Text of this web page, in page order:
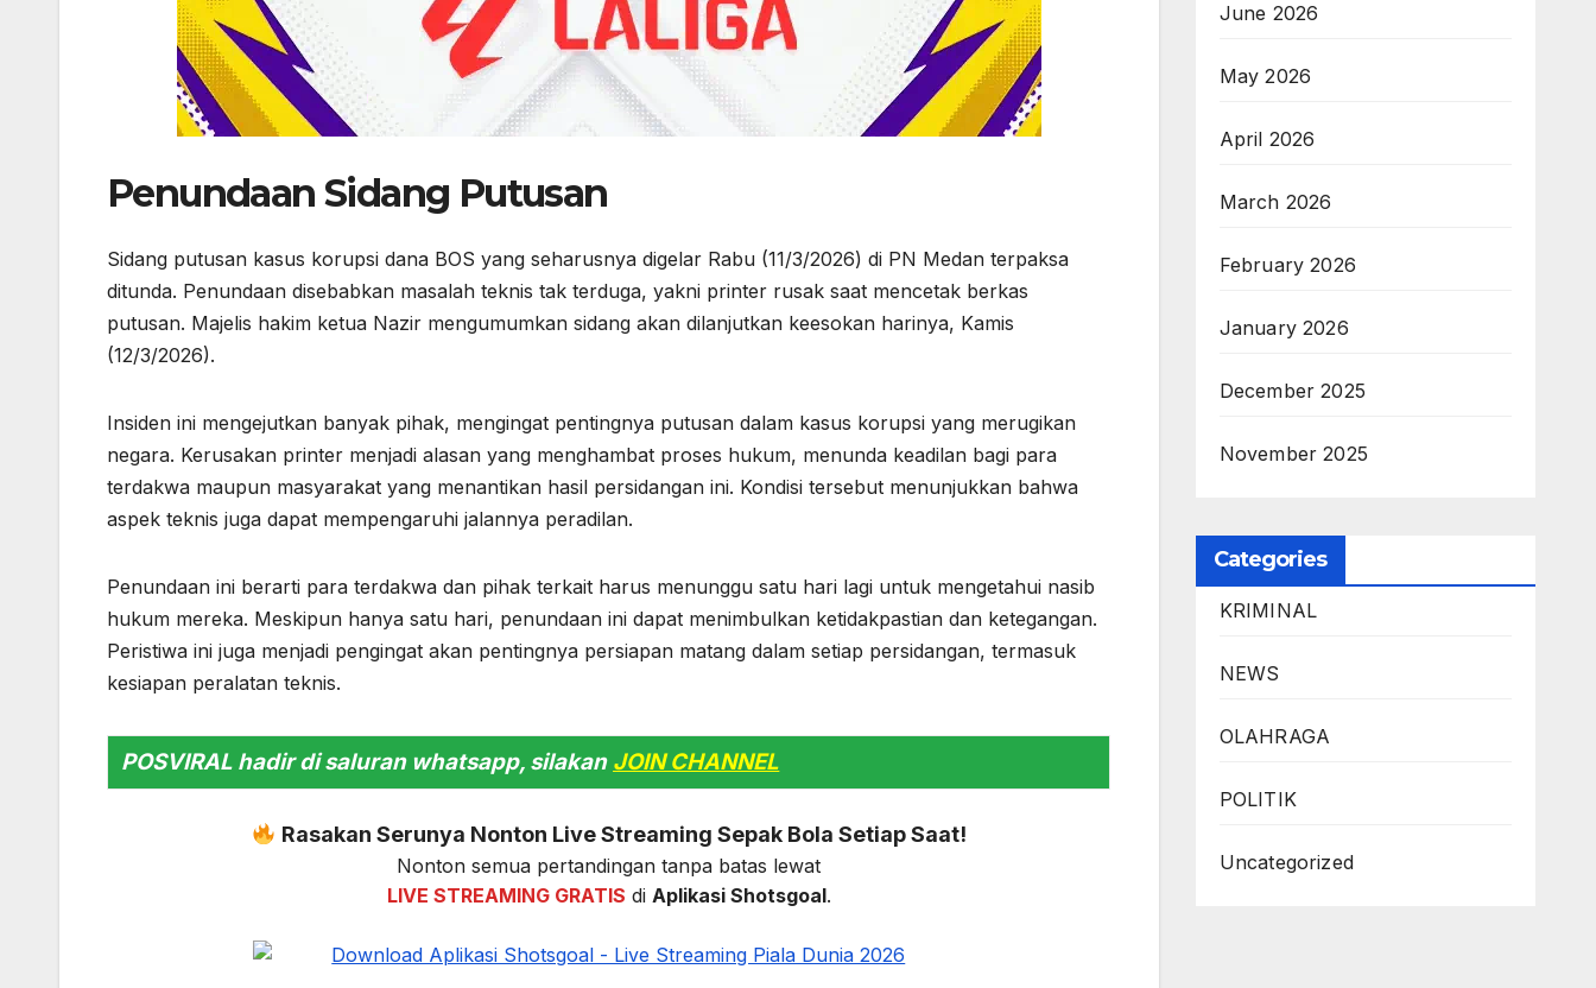
Penundaan Sidang Putusan
Sidang putusan kasus korupsi dana BOS yang seharusnya digelar Rabu (11/3/2026) di PN Medan terpaksa
ditunda. Penundaan disebabkan masalah teknis tak terduga, yakni printer rusak saat mencetak berkas
putusan. Majelis hakim ketua Nazir mengumumkan sidang akan dilanjutkan keesokan harinya, Kamis
(12/3/2026).
Insiden ini mengejutkan banyak pihak, mengingat pentingnya putusan dalam kasus korupsi yang merugikan
negara. Kerusakan printer menjadi alasan yang menghambat proses hukum, menunda keadilan bagi para
terdakwa maupun masyarakat yang menantikan hasil persidangan ini. Kondisi tersebut menunjukkan bahwa
aspek teknis juga dapat mempengaruhi jalannya peradilan.
Penundaan ini berarti para terdakwa dan pihak terkait harus menunggu satu hari lagi untuk mengetahui nasib
hukum mereka. Meskipun hanya satu hari, penundaan ini dapat menimbulkan ketidakpastian dan ketegangan.
Peristiwa ini juga menjadi pengingat akan pentingnya persiapan matang dalam setiap persidangan, termasuk
kesiapan peralatan teknis.
POSVIRAL hadir di saluran whatsapp, silakan JOIN CHANNEL
Rasakan Serunya Nonton Live Streaming Sepak Bola Setiap Saat!
Nonton semua pertandingan tanpa batas lewat
LIVE STREAMING GRATIS di Aplikasi Shotsgoal.
June 2026
May 2026
April 2026
March 2026
February 2026
January 2026
December 2025
November 2025
Categories
KRIMINAL
NEWS
OLAHRAGA
POLITIK
Uncategorized